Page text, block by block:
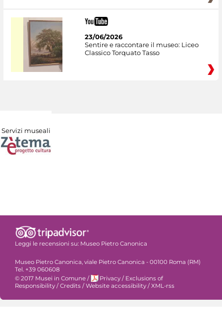
23/06/2026
Sentire e raccontare il museo: Liceo
Classico Torquato Tasso
Servizi museali
Leggi le recensioni su: Museo Pietro Canonica
Museo Pietro Canonica, viale Pietro Canonica - 00100 Roma (RM)
Tel. +39 060608
© 2017 Musei in Comune / Privacy / Exclusions of
Responsibility / Credits / Website accessibility / XML-rss